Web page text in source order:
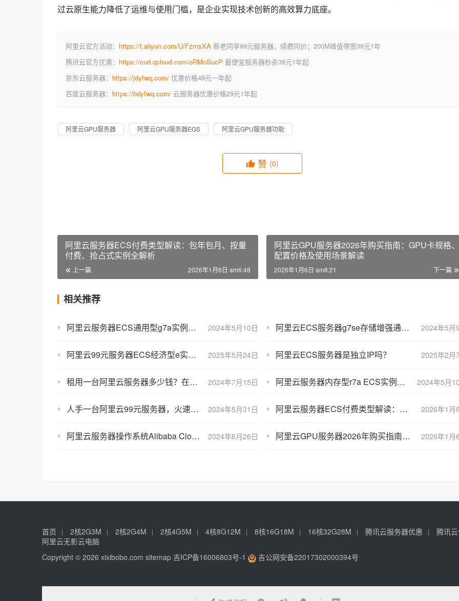
过云原生能力降低了运维与使用门槛，是企业实现技术创新的高效算力底座。
阿里云官方活动： https://t.aliyun.com/U/FzmsXA 新老同享99元服务器，续费同价；200M峰值带宽38元1年
腾讯云官方优惠： https://curl.qcloud.com/oRMoSucP 最便宜服务器秒杀38元1年起
京东云服务器： https://jdyfwq.com/ 优惠价格49元一年起
百度云服务器： https://bdyfwq.com/ 云服务器优惠价格29元1年起
阿里云GPU服务器 阿里云GPU服务器EGS 阿里云GPU服务器功能
赞 (0)
阿里云服务器ECS付费类型解读：包年包月、按量
付费、抢占式实例全解析
上一篇 2026年1月6日 am6:48
阿里云GPU服务器2026年购买指南：GPU卡规格、
配置价格及使用场景解读
下一篇
2026年1月6日 am8:21
相关推荐
2024年5月10日
阿里云服务器ECS通用型g7a实例CPU、网络PPS和存储性能测评表 2024年5月
阿里云ECS服务器g7se存储增强通用型CPU/网络/存储/性能测评
2025年5月24日
阿里云99元服务器ECS经济型e实例：中小型企业和个人性价比首选 2025年2月
阿里云ECS服务器是独立IP吗？
2024年7月15日
租用一台阿里云服务器多少钱？在哪查询价格表？ 2024年5月
阿里云服务器内存型r7a ECS实例CPU、网络PPS和存储性能测评表
2024年5月31日
人手一台阿里云99元服务器，火速上车，手慢无！ 2026年1月
阿里云服务器ECS付费类型解读：包年包月、按量付费、抢占式实例全解析
2024年6月26日
阿里云服务器操作系统Alibaba Cloud Linux镜像怎么样？性能如何？ 2026年1月
阿里云GPU服务器2026年购买指南：GPU卡规格、配置价格及使用场景解读
首页 2核2G3M 2核2G4M 2核4G5M 4核8G12M 8核16G18M 16核32G28M 腾讯云服务器优惠
腾讯
阿里云无影云电脑
Copyright © 2026 xixibobo.com sitemap 吉ICP备16006803号-1 吉公网安备22017302000394号